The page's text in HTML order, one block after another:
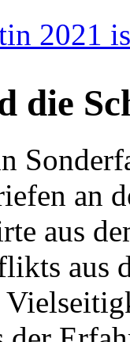
2021
die
an
aus
aus